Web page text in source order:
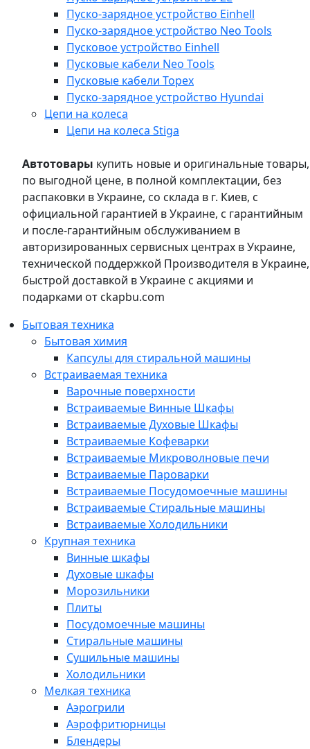
Пуско-зарядное устройство Einhell
Пуско-зарядное устройство Neo Tools
Пусковое устройство Einhell
Пусковые кабели Neo Tools
Пусковые кабели Topex
Пуско-зарядное устройство Hyundai
Цепи на колеса
Цепи на колеса Stiga
Автотовары купить новые и оригинальные товары,
по выгодной цене, в полной комплектации, без
распаковки в Украине, со склада в г. Киев, с
официальной гарантией в Украине, с гарантийным
и после-гарантийным обслуживанием в
авторизированных сервисных центрах в Украине,
технической поддержкой Производителя в Украине,
быстрой доставкой в Украине с акциями и
подарками от ckapbu.com
Бытовая техника
Бытовая химия
Капсулы для стиральной машины
Встраиваемая техника
Варочные поверхности
Встраиваемые Винные Шкафы
Встраиваемые Духовые Шкафы
Встраиваемые Кофеварки
Встраиваемые Микроволновые печи
Встраиваемые Пароварки
Встраиваемые Посудомоечные машины
Встраиваемые Стиральные машины
Встраиваемые Холодильники
Крупная техника
Винные шкафы
Духовые шкафы
Морозильники
Плиты
Посудомоечные машины
Стиральные машины
Сушильные машины
Холодильники
Мелкая техника
Аэрогрили
Аэрофритюрницы
Блендеры